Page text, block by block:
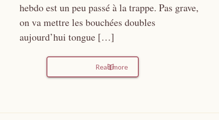
hebdo est un peu passé à la trappe. Pas grave,
on va mettre les bouchées doubles
aujourd’hui tongue […]
Read more